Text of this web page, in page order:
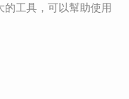
工具，可以幫助使用